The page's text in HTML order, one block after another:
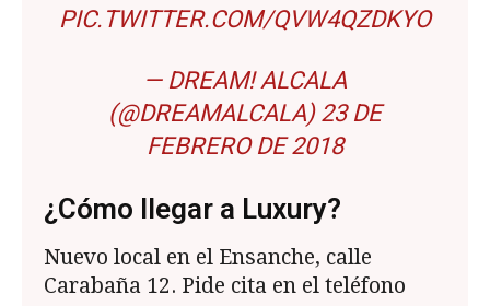
PIC.TWITTER.COM/QVW4QZDKYO
— DREAM! ALCALA
(@DREAMALCALA) 23 DE
FEBRERO DE 2018
¿Cómo llegar a Luxury?
Nuevo local en el Ensanche, calle
Carabaña 12. Pide cita en el teléfono